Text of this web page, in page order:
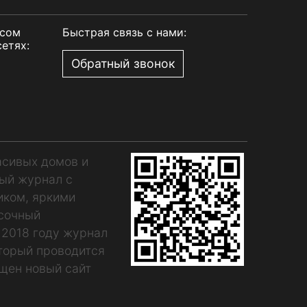
Быстрая связь с нами:
Обратный звонок
домов и
журнал с
яркими
году журнал
проводится
новый сайт